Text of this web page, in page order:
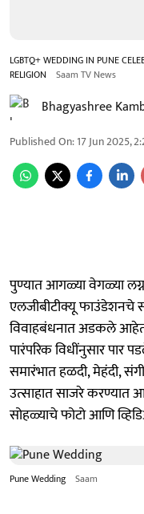
LGBTQ+ WEDDING IN PUNE
RELIGION Saam TV News
Bhagyashree
Published On:17 Jun 2025,
पुण्यात आगळ्या वेगळ्या
एलजीबीटीक्यू फाउंडेशनचे
विवाहबंधनात अडकले आहेत.
पारंपरिक विधींनुसार पार
समारंभात हळदी, मेहंदी,
उत्साहात साजरे करण्यात
सोहळ्याचे फोटो आणि
Pune Wedding Saam